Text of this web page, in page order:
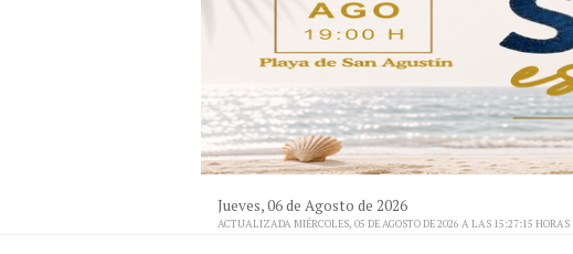
Jueves, 06 de Agosto de 2026
ACTUALIZADA MIÉRCOLES, 05 DE AGOSTO DE 2026 A LAS 15:27:15 HORAS